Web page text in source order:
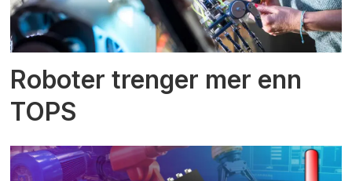
Roboter trenger mer enn
TOPS